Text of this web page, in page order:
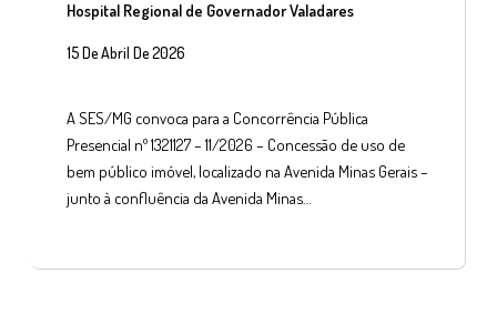
Hospital Regional de Governador Valadares
15 De Abril De 2026
A SES/MG convoca para a Concorrência Pública
Presencial nº 1321127 – 11/2026 – Concessão de uso de
bem público imóvel, localizado na Avenida Minas Gerais –
junto à confluência da Avenida Minas…